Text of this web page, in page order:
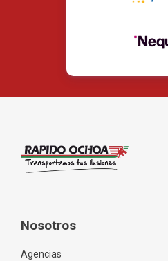
Nosotros
Agencias